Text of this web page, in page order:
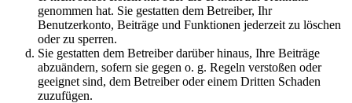
genommen hat. Sie gestatten dem Betreiber, Ihr
Benutzerkonto, Beiträge und Funktionen jederzeit zu löschen
oder zu sperren.
Sie gestatten dem Betreiber darüber hinaus, Ihre Beiträge
abzuändern, sofern sie gegen o. g. Regeln verstoßen oder
geeignet sind, dem Betreiber oder einem Dritten Schaden
zuzufügen.